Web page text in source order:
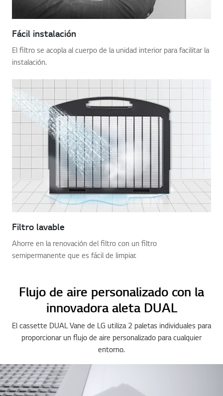
Fácil instalación
El filtro se acopla al cuerpo de la unidad interior para facilitar la
instalación.
Filtro lavable
Ahorre en la renovación del filtro con un filtro
semipermanente que es fácil de limpiar.
Flujo de aire personalizado con la
innovadora aleta DUAL
El cassette DUAL Vane de LG utiliza 2 paletas individuales para
proporcionar un flujo de aire personalizado para cualquier
entorno.